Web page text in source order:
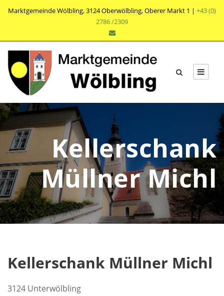
Marktgemeinde Wölbling, 3124 Oberwölbling, Oberer Markt 1 | +43 (0)
2786 /2309
Kellerschank
Müllner Michl
Kellerschank Müllner Michl
3124 Unterwölbling